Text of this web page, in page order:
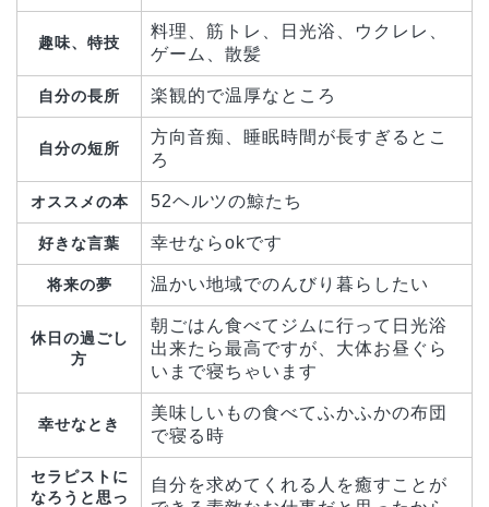
趣味、特技
料理、筋トレ、日光浴、ウクレレ、
ゲーム、散髪
自分の長所 楽観的で温厚なところ
自分の短所
方向音痴、睡眠時間が長すぎるとこ
ろ
オススメの本 52ヘルツの鯨たち
好きな言葉 幸せならokです
将来の夢 温かい地域でのんびり暮らしたい
休日の過ごし
方
朝ごはん食べてジムに行って日光浴
出来たら最高ですが、大体お昼ぐら
いまで寝ちゃいます
幸せなとき
美味しいもの食べてふかふかの布団
で寝る時
セラピストに
なろうと思っ
自分を求めてくれる人を癒すことが